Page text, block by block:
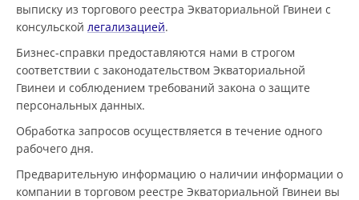
выписку из торгового реестра Экваториальной Гвинеи с
консульской легализацией.
Бизнес-справки предоставляются нами в строгом
соответствии с законодательством Экваториальной
Гвинеи и соблюдением требований закона о защите
персональных данных.
Обработка запросов осуществляется в течение одного
рабочего дня.
Предварительную информацию о наличии информации о
компании в торговом реестре Экваториальной Гвинеи вы